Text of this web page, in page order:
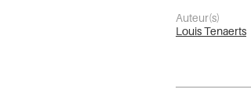
Auteur(s)
Louis Tenaerts